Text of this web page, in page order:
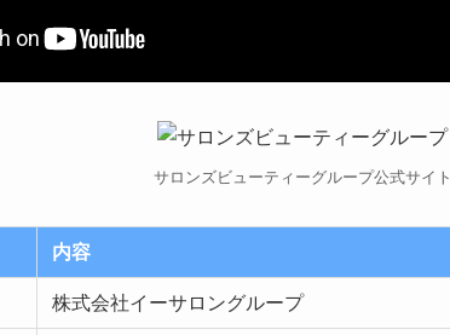
サロンズビューティーグループ公式サイト
内容
株式会社イーサロングループ